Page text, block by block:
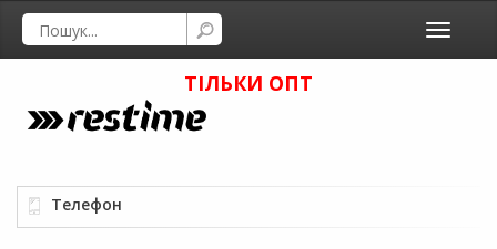
Toggle
ТІЛЬКИ ОПТ
Телефон